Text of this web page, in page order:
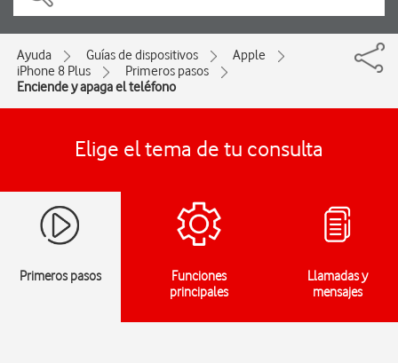
Ayuda Guías de dispositivos
Apple
iPhone 8 Plus
Primeros pasos
Enciende y apaga el teléfono
Elige el tema de tu consulta
Primeros pasos
Funciones
principales
Llamadas y
mensajes